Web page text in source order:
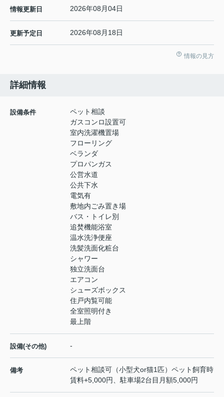
情報更新日 2026年08月04日
更新予定日 2026年08月18日
情報の見方
詳細情報
設備条件
ペット相談
ガスコンロ設置可
室内洗濯機置場
フローリング
ベランダ
プロパンガス
公営水道
公共下水
電気有
敷地内ごみ置き場
バス・トイレ別
追焚機能浴室
温水洗浄便座
洗髪洗面化粧台
シャワー
独立洗面台
エアコン
シューズボックス
住戸内覧可能
全室照明付き
最上階
設備(その他) -
備考
ペット相談可（小型犬or猫1匹）ペット飼育時
賃料+5,000円、駐車場2台目月額5,000円